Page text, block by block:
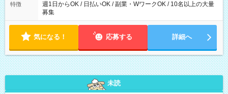
特徴
週1日からOK / 日払いOK / 副業・WワークOK / 10名以上の大量
募集
気になる！ 応募する 詳細へ
未読